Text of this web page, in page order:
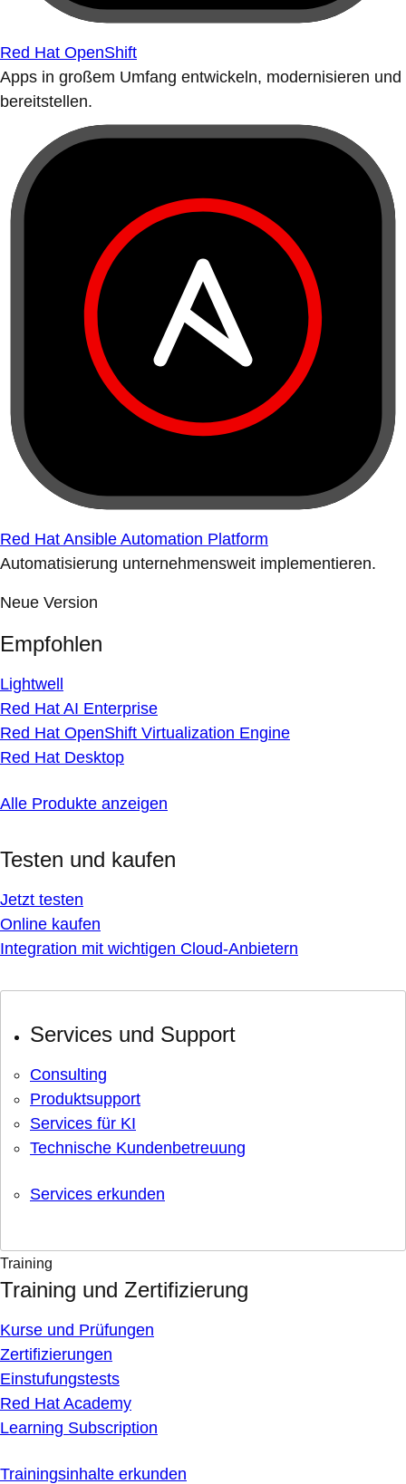
Red Hat OpenShift
Apps in großem Umfang entwickeln, modernisieren und
bereitstellen.
Red Hat Ansible Automation Platform
Automatisierung unternehmensweit implementieren.
Neue Version
Empfohlen
Lightwell
Red Hat AI Enterprise
Red Hat OpenShift Virtualization Engine
Red Hat Desktop
Alle Produkte anzeigen
Testen und kaufen
Jetzt testen
Online kaufen
Integration mit wichtigen Cloud-Anbietern
Services und Support
Consulting
Produktsupport
Services für KI
Technische Kundenbetreuung
Services erkunden
Training
Training und Zertifizierung
Kurse und Prüfungen
Zertifizierungen
Einstufungstests
Red Hat Academy
Learning Subscription
Trainingsinhalte erkunden